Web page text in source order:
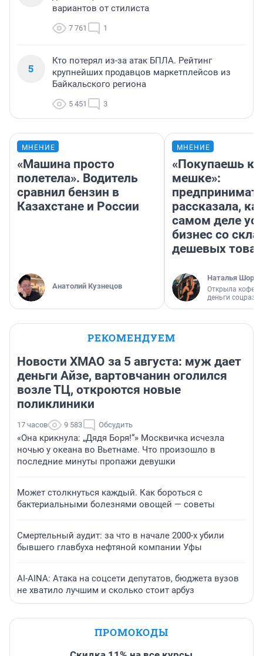
вариантов от стилиста
7 761 1
5
Кто потерял из-за атак БПЛА. Рейтинг
крупнейших продавцов маркетплейсов из
Байкальского региона
5 451 3
МНЕНИЕ
«Машина просто
полетела». Водитель
сравнил бензин в
Казахстане и России
Анатолий Кузнецов
МНЕНИЕ
«Покупаешь
мешке»:
рассказала,
самом деле
бизнес со
дешевых
Наталья
Открыла
деньги
РЕКОМЕНДУЕМ
Новости ХМАО за 5 августа: муж дает
деньги Айзе, вартовчанин оголился
возле ТЦ, откроются новые
поликлиники
17 часов 9 583 Обсудить
«Она крикнула: „Дядя Боря!“» Москвичка исчезла
ночью у океана во Вьетнаме. Что произошло в
последние минуты пропажи девушки
Может столкнуться каждый. Как бороться с
бактериальными болезнями овощей — советы
Смертельный аудит: за что в начале 2000-х убили
бывшего главбуха нефтяной компании Уфы
AI-AINA: Атака на соцсети депутатов, бюджета вузов
не хватило лучшим и сколько стоит арбуз
ПРОМОКОДЫ